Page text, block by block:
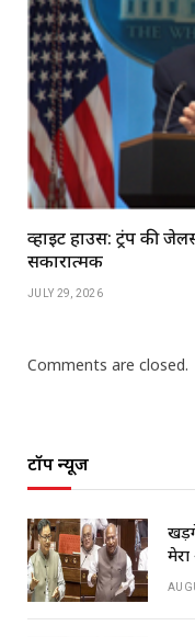
व्हाइट हाउस: ट्रंप की
सकारात्मक
JULY 29, 2026
Comments are closed.
टॉप न्यूज